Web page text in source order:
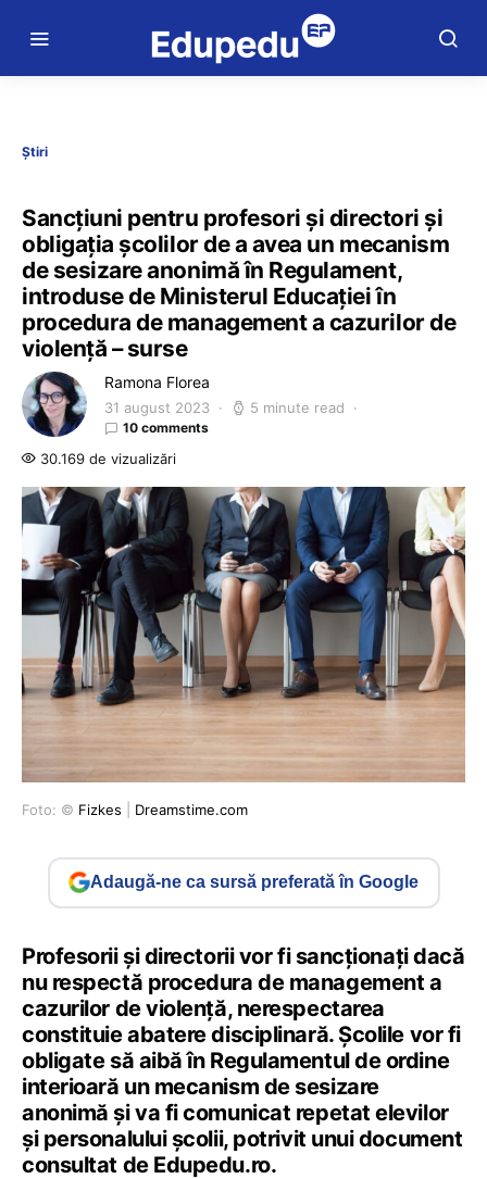
Știri
Sancțiuni pentru profesori și directori și
obligația școlilor de a avea un mecanism
de sesizare anonimă în Regulament,
introduse de Ministerul Educației în
procedura de management a cazurilor de
violență – surse
Ramona Florea
31 august 2023 5 minute read
10 comments
30.169 de vizualizări
Foto: © Fizkes Dreamstime.com
Adaugă-ne ca sursă preferată în Google
Profesorii și directorii vor fi sancționați dacă
nu respectă procedura de management a
cazurilor de violență, nerespectarea
constituie abatere disciplinară. Școlile vor fi
obligate să aibă în Regulamentul de ordine
interioară un mecanism de sesizare
anonimă și va fi comunicat repetat elevilor
și personalului școlii, potrivit unui document
consultat de Edupedu.ro.